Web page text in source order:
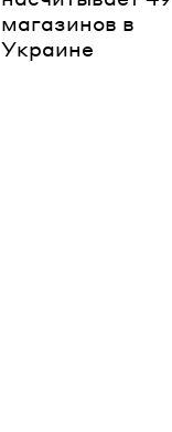
магазинов в
Украине